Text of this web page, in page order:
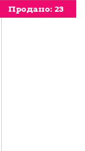
Продано: 23
Продано: 23
Продано: 23
Продано: 23
Продано: 23
Продано: 23
Продано: 23
Продано: 23
Продано: 23
Продано: 23